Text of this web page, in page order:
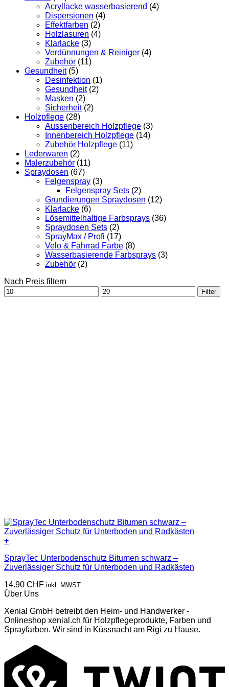
Acryllacke wasserbasierend (4)
Dispersionen (4)
Effektfarben (2)
Holzlasuren (4)
Klarlacke (3)
Verdünnungen & Reiniger (4)
Zubehör (11)
Gesundheit (5)
Desinfektion (1)
Gesundheit (2)
Masken (2)
Sicherheit (2)
Holzpflege (28)
Aussenbereich Holzpflege (3)
Innenbereich Holzpflege (14)
Zubehör Holzpflege (11)
Lederwaren (2)
Malerzubehör (11)
Spraydosen (67)
Felgenspray (3)
Felgenspray Sets (2)
Grundierungen Spraydosen (12)
Klarlacke (6)
Lösemittelhaltige Farbsprays (36)
Spraydosen Sets (2)
SprayMax / Profi (17)
Velo & Fahrrad Farbe (8)
Wasserbasierende Farbsprays (3)
Zubehör (2)
Nach Preis filtern
Min.
Preis
Max.
Preis
Filter
+
SprayTec Unterbodenschutz Bitumen schwarz –
Zuverlässiger Schutz für Unterboden und Radkästen
14.90 CHF inkl. MWST
Über Uns
Xenial GmbH betreibt den Heim- und Handwerker -
Onlineshop xenial.ch für Holzpflegeprodukte, Farben und
Sprayfarben. Wir sind in Küssnacht am Rigi zu Hause.